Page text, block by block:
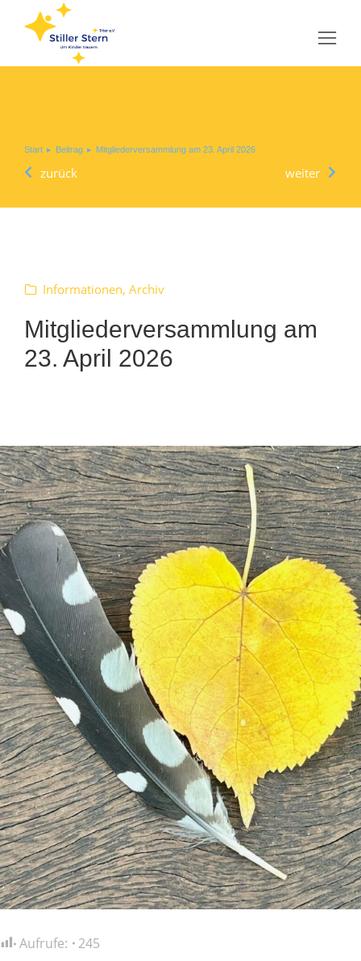
Sie befinden sich hier:
Start Beitrag Mitgliederversammlung am 23. April 2026
zurück weiter
Informationen, Archiv
Mitgliederversammlung am
23. April 2026
Aufrufe: 245